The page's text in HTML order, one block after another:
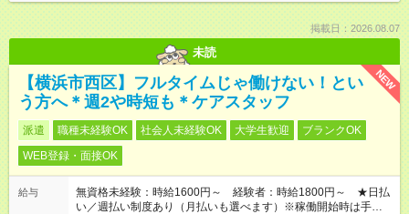
掲載日：2026.08.07
未読
NEW
【横浜市西区】フルタイムじゃ働けない！とい
う方へ＊週2や時短も＊ケアスタッフ
派遣 職種未経験OK 社会人未経験OK 大学生歓迎
ブランクOK
WEB登録・面接OK
給与
無資格未経験：時給1600円～ 経験者：時給1800円～ ★日払
い／週払い制度あり（月払いも選べます）※稼働開始時は手続き